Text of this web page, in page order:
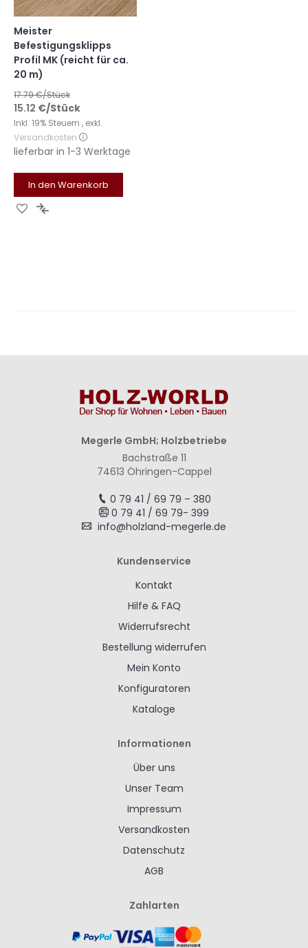
Meister
Befestigungsklipps
Profil MK (reicht für ca.
20 m)
17.79€/Stück
15.12 €/Stück
Inkl. 19% Steuern , exkl.
Versandkosten
lieferbar in 1-3 Werktage
In den Warenkorb
Zur Zur
Megerle GmbH; Holzbetriebe
Bachstraße 11
74613 Öhringen-Cappel
0 79 41 / 69 79 – 380
0 79 41 / 69 79- 399
info@holzland-megerle.de
Kundenservice
Kontakt
Hilfe & FAQ
Widerrufsrecht
Bestellung widerrufen
Mein Konto
Konfiguratoren
Kataloge
Informationen
Über uns
Unser Team
Impressum
Versandkosten
Datenschutz
AGB
Zahlarten